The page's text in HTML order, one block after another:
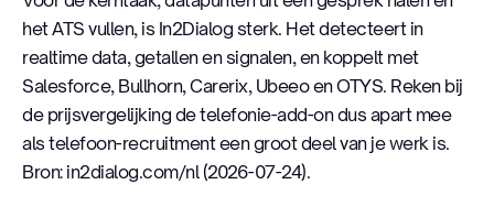
het ATS vullen, is In2Dialog sterk. Het detecteert in
realtime data, getallen en signalen, en koppelt met
Salesforce, Bullhorn, Carerix, Ubeeo en OTYS. Reken bij
de prijsvergelijking de telefonie-add-on dus apart mee
als telefoon-recruitment een groot deel van je werk is.
Bron: in2dialog.com/nl (2026-07-24).